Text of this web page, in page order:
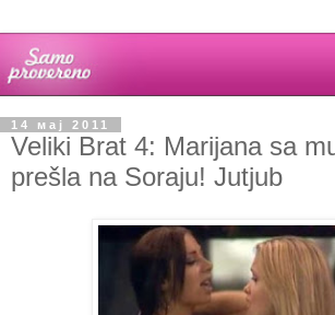
14 мај 2011
Veliki Brat 4: Marijana sa
prešla na Soraju! Jutjub